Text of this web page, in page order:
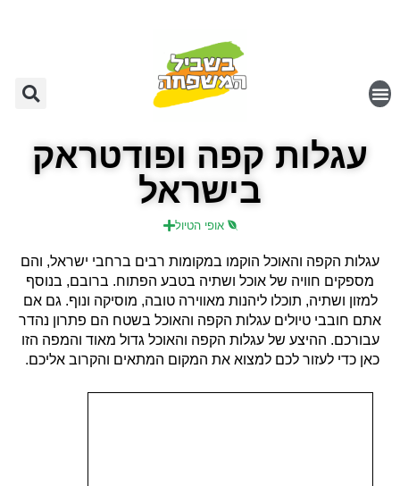
עגלות קפה ופודטראק
בישראל
אופי הטיול
עגלות הקפה והאוכל הוקמו במקומות רבים ברחבי ישראל, והם
מספקים חוויה של אוכל ושתיה בטבע הפתוח. ברובם, בנוסף
למזון ושתיה, תוכלו ליהנות מאווירה טובה, מוסיקה ונוף. גם אם
אתם חובבי טיולים עגלות הקפה והאוכל בשטח הם פתרון נהדר
עבורכם. ההיצע של עגלות הקפה והאוכל גדול מאוד והמפה הזו
כאן כדי לעזור לכם למצוא את המקום המתאים והקרוב אליכם.